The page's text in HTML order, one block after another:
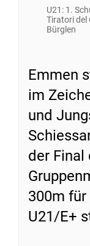
U21: 1.
Tiratori del
Bürglen
Emmen
im
und
der Final
300m für
U21/E+